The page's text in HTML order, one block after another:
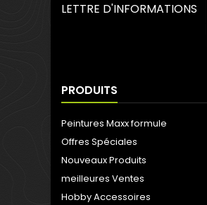
LETTRE D'INFORMATIONS
PRODUITS
Peintures Maxx formule
Offres Spéciales
Nouveaux Produits
meilleures Ventes
Hobby Accessoires